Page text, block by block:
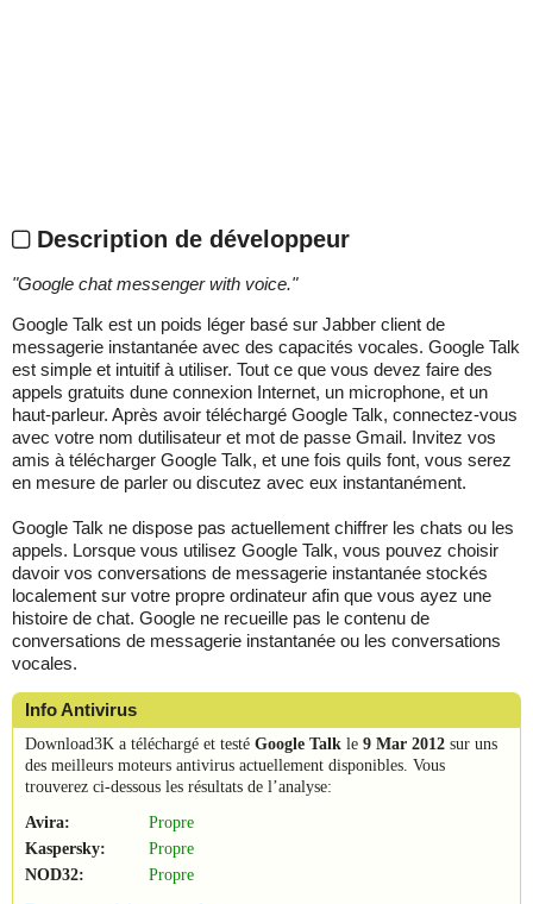
Description de développeur
"Google chat messenger with voice."
Google Talk est un poids léger basé sur Jabber client de
messagerie instantanée avec des capacités vocales. Google Talk
est simple et intuitif à utiliser. Tout ce que vous devez faire des
appels gratuits dune connexion Internet, un microphone, et un
haut-parleur. Après avoir téléchargé Google Talk, connectez-vous
avec votre nom dutilisateur et mot de passe Gmail. Invitez vos
amis à télécharger Google Talk, et une fois quils font, vous serez
en mesure de parler ou discutez avec eux instantanément.
Google Talk ne dispose pas actuellement chiffrer les chats ou les
appels. Lorsque vous utilisez Google Talk, vous pouvez choisir
davoir vos conversations de messagerie instantanée stockés
localement sur votre propre ordinateur afin que vous ayez une
histoire de chat. Google ne recueille pas le contenu de
conversations de messagerie instantanée ou les conversations
vocales.
Info Antivirus
Download3K a téléchargé et testé Google Talk le 9 Mar 2012 sur uns
des meilleurs moteurs antivirus actuellement disponibles. Vous
trouverez ci-dessous les résultats de l’analyse:
Avira:
Propre
Kaspersky:
Propre
NOD32:
Propre